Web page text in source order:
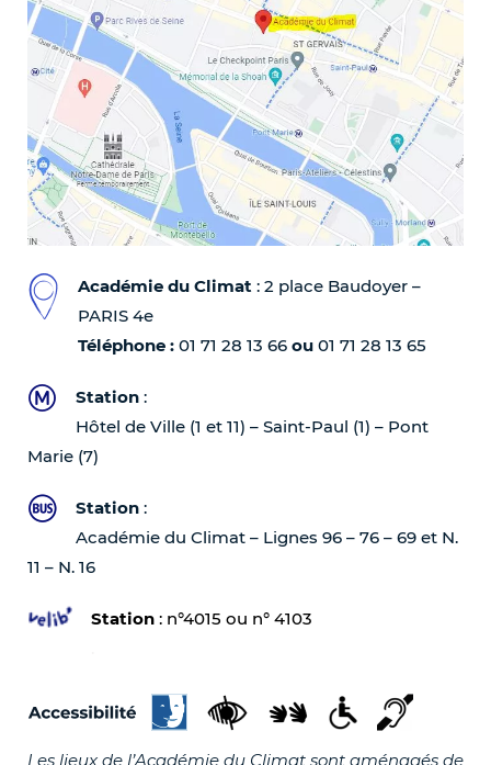
Académie du Climat : 2 place Baudoyer –
PARIS 4e
Téléphone : 01 71 28 13 66 ou 01 71 28 13 65
Station :
Hôtel de Ville (1 et 11) – Saint-Paul (1) – Pont
Marie (7)
Station :
Académie du Climat – Lignes 96 – 76 – 69 et N.
11 – N. 16
Station : n°4015 ou n° 4103
Les lieux de l’Académie du Climat sont aménagés de